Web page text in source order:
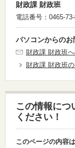
財政課 財政班
電話番号：0465-
パソコンからの
財政課 財政班
財政課 財政班
この情報につ
ください！
このページの内容